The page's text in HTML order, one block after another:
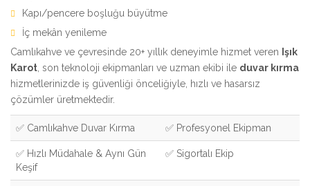
Kapı/pencere boşluğu büyütme
İç mekân yenileme
Camlıkahve ve çevresinde 20+ yıllık deneyimle hizmet veren Işık
Karot , son teknoloji ekipmanları ve uzman ekibi ile duvar kırma
hizmetlerinizde iş güvenliği önceliğiyle, hızlı ve hasarsız
çözümler üretmektedir.
✅ Camlıkahve Duvar Kırma ✅ Profesyonel Ekipman
✅ Hızlı Müdahale & Aynı Gün
Keşif
✅ Sigortalı Ekip